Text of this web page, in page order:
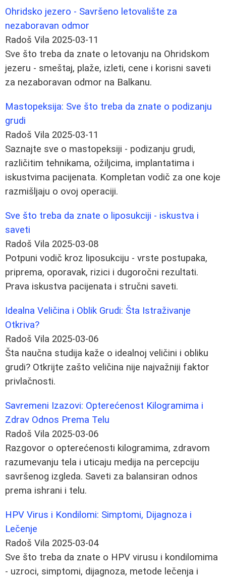
Ohridsko jezero - Savršeno letovalište za
nezaboravan odmor
Radoš Vila 2025-03-11
Sve što treba da znate o letovanju na Ohridskom
jezeru - smeštaj, plaže, izleti, cene i korisni saveti
za nezaboravan odmor na Balkanu.
Mastopeksija: Sve što treba da znate o podizanju
grudi
Radoš Vila 2025-03-11
Saznajte sve o mastopeksiji - podizanju grudi,
različitim tehnikama, ožiljcima, implantatima i
iskustvima pacijenata. Kompletan vodič za one koje
razmišljaju o ovoj operaciji.
Sve što treba da znate o liposukciji - iskustva i
saveti
Radoš Vila 2025-03-08
Potpuni vodič kroz liposukciju - vrste postupaka,
priprema, oporavak, rizici i dugoročni rezultati.
Prava iskustva pacijenata i stručni saveti.
Idealna Veličina i Oblik Grudi: Šta Istraživanje
Otkriva?
Radoš Vila 2025-03-06
Šta naučna studija kaže o idealnoj veličini i obliku
grudi? Otkrijte zašto veličina nije najvažniji faktor
privlačnosti.
Savremeni Izazovi: Opterećenost Kilogramima i
Zdrav Odnos Prema Telu
Radoš Vila 2025-03-06
Razgovor o opterećenosti kilogramima, zdravom
razumevanju tela i uticaju medija na percepciju
savršenog izgleda. Saveti za balansiran odnos
prema ishrani i telu.
HPV Virus i Kondilomi: Simptomi, Dijagnoza i
Lečenje
Radoš Vila 2025-03-04
Sve što treba da znate o HPV virusu i kondilomima
- uzroci, simptomi, dijagnoza, metode lečenja i